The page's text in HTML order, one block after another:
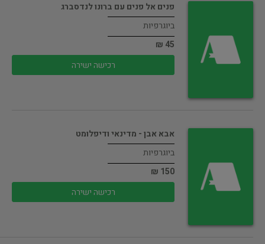
פנים אל פנים עם ברונו לנדסברג
ביוגרפיות
45 ₪
רכישה ישירה
אבא אבן - מדינאי ודיפלומט
ביוגרפיות
150 ₪
רכישה ישירה